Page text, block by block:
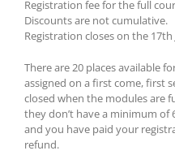
Registration fee for the full
Discounts are not cumulative.
Registration closes on the 17th
There are 20 places available
assigned on a first come, first
closed when the modules are
they don’t have a minimum of
and you have paid your
refund.